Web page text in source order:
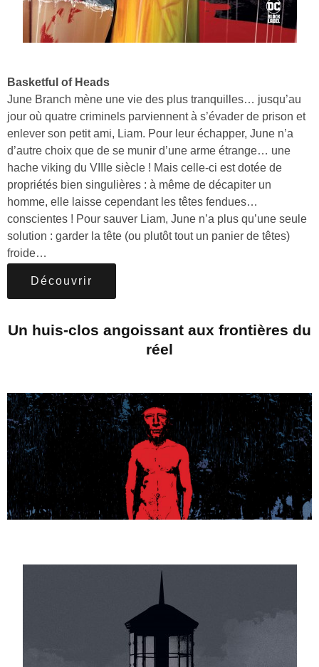
Basketful of Heads
June Branch mène une vie des plus tranquilles… jusqu’au
jour où quatre criminels parviennent à s’évader de prison et
enlever son petit ami, Liam. Pour leur échapper, June n’a
d’autre choix que de se munir d’une arme étrange… une
hache viking du VIIIe siècle ! Mais celle-ci est dotée de
propriétés bien singulières : à même de décapiter un
homme, elle laisse cependant les têtes fendues…
conscientes ! Pour sauver Liam, June n’a plus qu’une seule
solution : garder la tête (ou plutôt tout un panier de têtes)
froide…
Découvrir
Un huis-clos angoissant aux frontières du
réel